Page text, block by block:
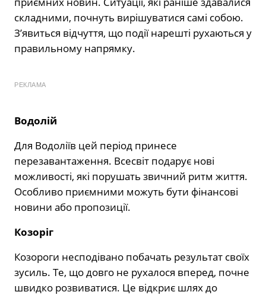
складними, почнуть вирішуватися самі собою.
З’явиться відчуття, що події нарешті рухаються у
правильному напрямку.
РЕКЛАМА
Водолій
Для Водоліїв цей період принесе
перезавантаження. Всесвіт подарує нові
можливості, які порушать звичний ритм життя.
Особливо приємними можуть бути фінансові
новини або пропозиції.
Козоріг
Козороги несподівано побачать результат своїх
зусиль. Те, що довго не рухалося вперед, почне
швидко розвиватися. Це відкриє шлях до